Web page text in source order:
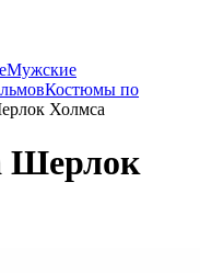
Мужские
Костюмы по
Холмса
Шерлок